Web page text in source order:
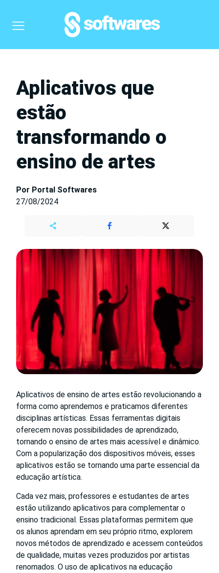
Aplicativos que
estão
transformando o
ensino de artes
Por Portal Softwares
27/08/2024
Aplicativos de ensino de artes estão revolucionando a
forma como aprendemos e praticamos diferentes
disciplinas artísticas. Essas ferramentas digitais
oferecem novas possibilidades de aprendizado,
tornando o ensino de artes mais acessível e dinâmico.
Com a popularização dos dispositivos móveis, esses
aplicativos estão se tornando uma parte essencial da
educação artística.
Cada vez mais, professores e estudantes de artes
estão utilizando aplicativos para complementar o
ensino tradicional. Essas plataformas permitem que
os alunos aprendam em seu próprio ritmo, explorem
novos métodos de aprendizado e acessem conteúdos
de qualidade, muitas vezes produzidos por artistas
renomados. O uso de aplicativos na educação